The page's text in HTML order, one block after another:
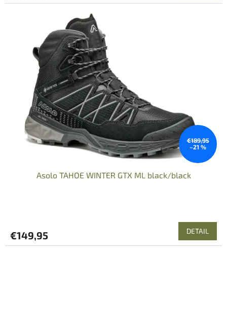
€189,95
–21 %
Asolo TAHOE WINTER GTX ML black/black
€149,95 DETAIL